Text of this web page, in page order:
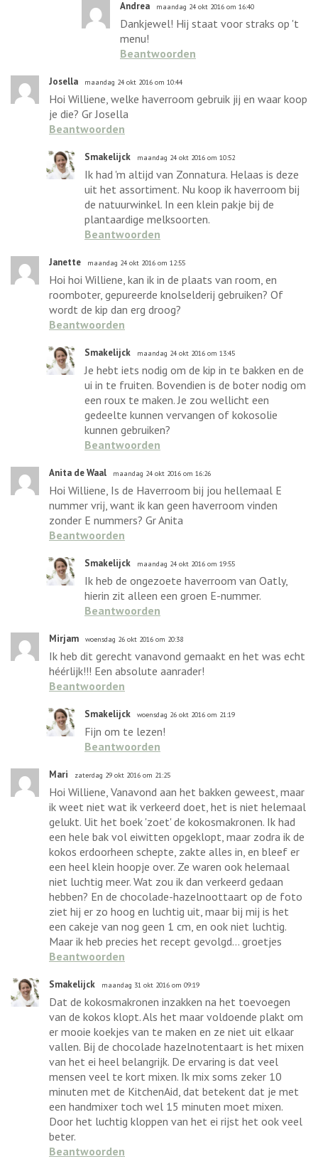
Andrea maandag 24 okt 2016 om 16:40
Dankjewel! Hij staat voor straks op 't
menu!
Beantwoorden
Josella maandag 24 okt 2016 om 10:44
Hoi Williene, welke haverroom gebruik jij en waar koop
je die? Gr Josella
Beantwoorden
Smakelijck maandag 24 okt 2016 om 10:52
Ik had 'm altijd van Zonnatura. Helaas is deze
uit het assortiment. Nu koop ik haverroom bij
de natuurwinkel. In een klein pakje bij de
plantaardige melksoorten.
Beantwoorden
Janette maandag 24 okt 2016 om 12:55
Hoi hoi Williene, kan ik in de plaats van room, en
roomboter, gepureerde knolselderij gebruiken? Of
wordt de kip dan erg droog?
Beantwoorden
Smakelijck maandag 24 okt 2016 om 13:45
Je hebt iets nodig om de kip in te bakken en de
ui in te fruiten. Bovendien is de boter nodig om
een roux te maken. Je zou wellicht een
gedeelte kunnen vervangen of kokosolie
kunnen gebruiken?
Beantwoorden
Anita de Waal maandag 24 okt 2016 om 16:26
Hoi Williene, Is de Haverroom bij jou hellemaal E
nummer vrij, want ik kan geen haverroom vinden
zonder E nummers? Gr Anita
Beantwoorden
Smakelijck maandag 24 okt 2016 om 19:55
Ik heb de ongezoete haverroom van Oatly,
hierin zit alleen een groen E-nummer.
Beantwoorden
Mirjam woensdag 26 okt 2016 om 20:38
Ik heb dit gerecht vanavond gemaakt en het was echt
héérlijk!!! Een absolute aanrader!
Beantwoorden
Smakelijck woensdag 26 okt 2016 om 21:19
Fijn om te lezen!
Beantwoorden
Mari zaterdag 29 okt 2016 om 21:25
Hoi Williene, Vanavond aan het bakken geweest, maar
ik weet niet wat ik verkeerd doet, het is niet helemaal
gelukt. Uit het boek 'zoet' de kokosmakronen. Ik had
een hele bak vol eiwitten opgeklopt, maar zodra ik de
kokos erdoorheen schepte, zakte alles in, en bleef er
een heel klein hoopje over. Ze waren ook helemaal
niet luchtig meer. Wat zou ik dan verkeerd gedaan
hebben? En de chocolade-hazelnoottaart op de foto
ziet hij er zo hoog en luchtig uit, maar bij mij is het
een cakeje van nog geen 1 cm, en ook niet luchtig.
Maar ik heb precies het recept gevolgd... groetjes
Beantwoorden
Smakelijck maandag 31 okt 2016 om 09:19
Dat de kokosmakronen inzakken na het toevoegen
van de kokos klopt. Als het maar voldoende plakt om
er mooie koekjes van te maken en ze niet uit elkaar
vallen. Bij de chocolade hazelnotentaart is het mixen
van het ei heel belangrijk. De ervaring is dat veel
mensen veel te kort mixen. Ik mix soms zeker 10
minuten met de KitchenAid, dat betekent dat je met
een handmixer toch wel 15 minuten moet mixen.
Door het luchtig kloppen van het ei rijst het ook veel
beter.
Beantwoorden